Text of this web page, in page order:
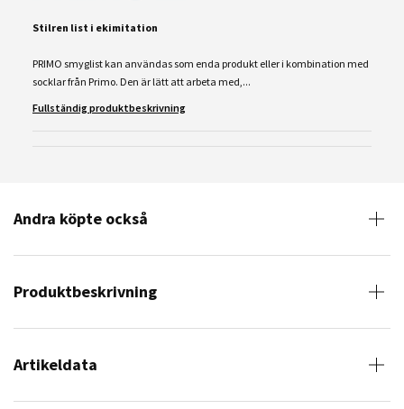
Stilren list i ekimitation
PRIMO smyglist kan användas som enda produkt eller i kombination med
socklar från Primo. Den är lätt att arbeta med,...
Fullständig produktbeskrivning
Andra köpte också
Produktbeskrivning
Artikeldata